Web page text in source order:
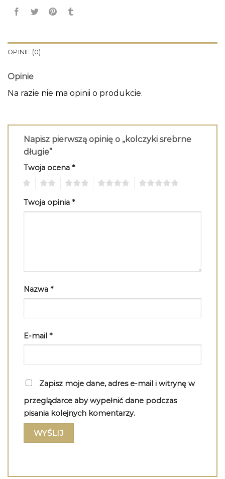
OPINIE (0)
Opinie
Na razie nie ma opinii o produkcie.
Napisz pierwszą opinię o „kolczyki srebrne
długie”
Twoja ocena *
Twoja opinia *
Nazwa *
E-mail *
Zapisz moje dane, adres e-mail i witrynę w
przeglądarce aby wypełnić dane podczas
pisania kolejnych komentarzy.